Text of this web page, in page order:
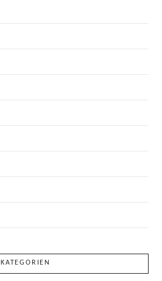
KATEGORIEN